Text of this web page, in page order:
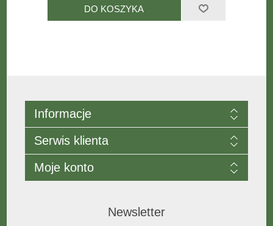
Informacje
Serwis klienta
Moje konto
Newsletter